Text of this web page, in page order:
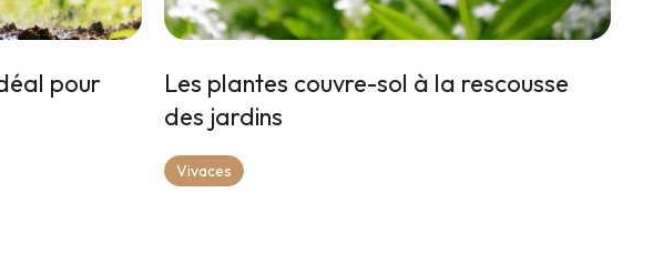
pour
Les plantes couvre-sol à la rescousse
des jardins
Vivaces